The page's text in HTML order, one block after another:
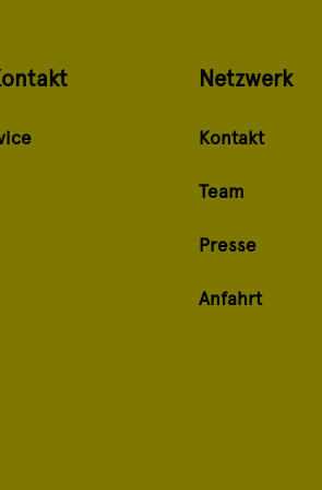
Netzwerk
Kontakt
Team
Presse
Anfahrt